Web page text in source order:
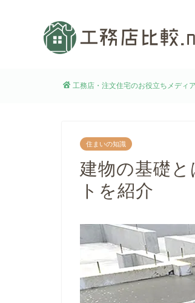
工務店・注文住宅のお役立ちメディア
住まいの知識
建物の基礎
トを紹介